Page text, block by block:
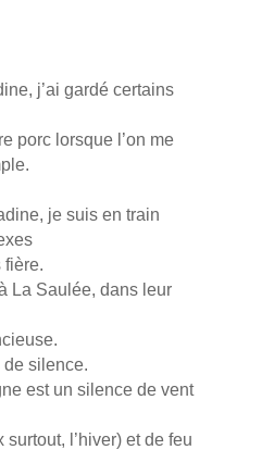
j’ai gardé certains
porc lorsque l’on me
je suis en train
fière.
La Saulée, dans leur
de silence.
est un silence de vent
l’hiver) et de feu